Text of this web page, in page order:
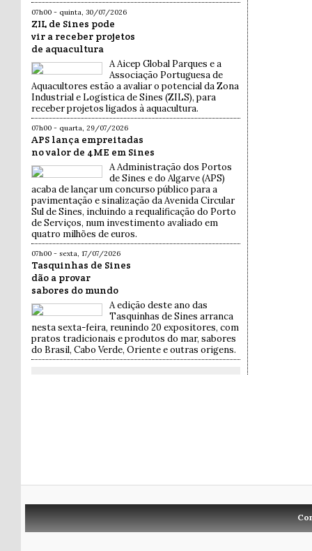
07h00 - quinta, 30/07/2026
ZIL de Sines pode
vir a receber projetos
de aquacultura
A Aicep Global Parques e a
Associação Portuguesa de
Aquacultores estão a avaliar o potencial da Zona
Industrial e Logística de Sines (ZILS), para
receber projetos ligados à aquacultura.
07h00 - quarta, 29/07/2026
APS lança empreitadas
no valor de 4ME em Sines
A Administração dos Portos
de Sines e do Algarve (APS)
acaba de lançar um concurso público para a
pavimentação e sinalização da Avenida Circular
Sul de Sines, incluindo a requalificação do Porto
de Serviços, num investimento avaliado em
quatro milhões de euros.
07h00 - sexta, 17/07/2026
Tasquinhas de Sines
dão a provar
sabores do mundo
A edição deste ano das
Tasquinhas de Sines arranca
nesta sexta-feira, reunindo 20 expositores, com
pratos tradicionais e produtos do mar, sabores
do Brasil, Cabo Verde, Oriente e outras origens.